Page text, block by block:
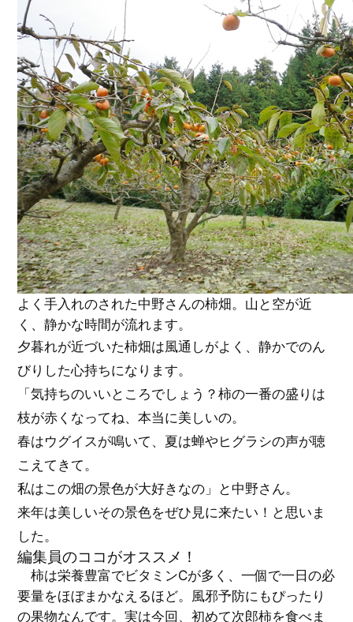
よく手入れのされた中野さんの柿畑。山と空が近
く、静かな時間が流れます。
夕暮れが近づいた柿畑は風通しがよく、静かでのん
びりした心持ちになります。
「気持ちのいいところでしょう？柿の一番の盛りは
枝が赤くなってね、本当に美しいの。
春はウグイスが鳴いて、夏は蝉やヒグラシの声が聴
こえてきて。
私はこの畑の景色が大好きなの」と中野さん。
来年は美しいその景色をぜひ見に来たい！と思いま
した。
編集員のココがオススメ！
柿は栄養豊富でビタミンCが多く、一個で一日の必
要量をほぼまかなえるほど。風邪予防にもぴったり
の果物なんです。実は今回、初めて次郎柿を食べま